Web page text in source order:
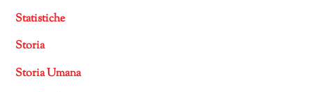
Statistiche
Storia
Storia Umana